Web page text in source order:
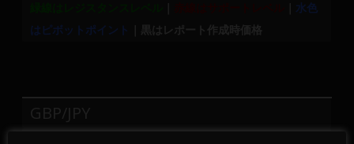
｜水色
はピボットポイント
｜黒はレポート作成時価格
GBP/JPY